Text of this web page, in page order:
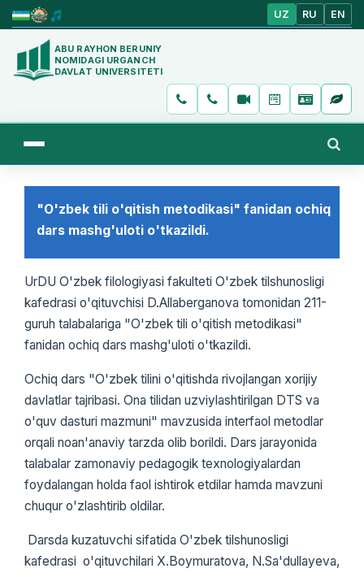
UZ RU EN
ABU RAYHON BERUNIY
NOMIDAGI URGANCH
DAVLAT UNIVERSITETI
"O'zbek tili o'qitish metodikasi" fanidan ochiq
dars mashg'uloti o'tkazildi.
UrDU O'zbek filologiyasi fakulteti O'zbek tilshunosligi
kafedrasi o'qituvchisi D.Allaberganova tomonidan 211-
guruh talabalariga "O'zbek tili o'qitish metodikasi"
fanidan ochiq dars mashg'uloti o'tkazildi.
Ochiq dars "O'zbek tilini o'qitishda rivojlangan xorijiy
davlatlar tajribasi. Ona tilidan uzviylashtirilgan DTS va
o'quv dasturi mazmuni" mavzusida interfaol metodlar
orqali noan'anaviy tarzda olib borildi. Dars jarayonida
talabalar zamonaviy pedagogik texnologiyalardan
foydalangan holda faol ishtirok etdilar hamda mavzuni
chuqur o'zlashtirib oldilar.
Darsda kuzatuvchi sifatida O'zbek tilshunosligi
kafedrasi o'qituvchilari X.Boymuratova, N.Sa'dullayeva,